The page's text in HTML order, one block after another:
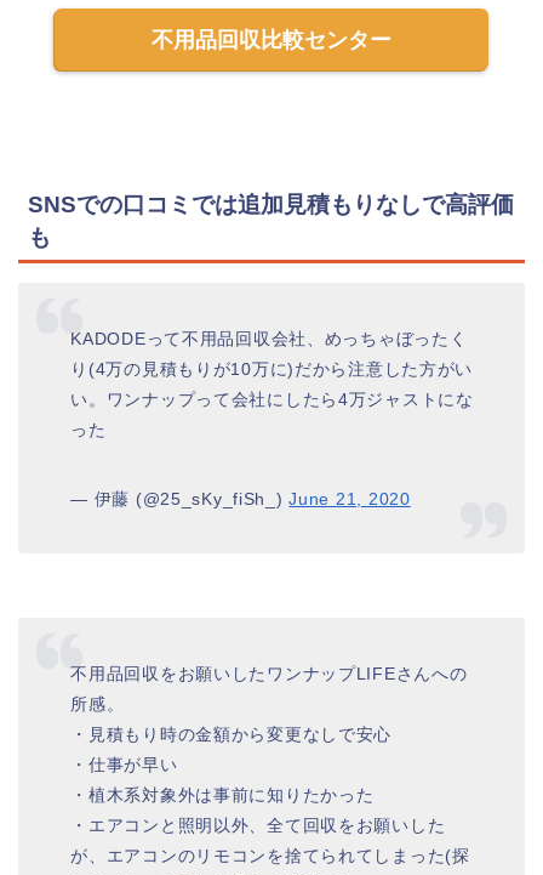
不用品回収比較センター
SNSでの口コミでは追加見積もりなしで高評価
も
KADODEって不用品回収会社、めっちゃぼったく
り(4万の見積もりが10万に)だから注意した方がい
い。ワンナップって会社にしたら4万ジャストにな
った
— 伊藤 (@25_sKy_fiSh_)June 21, 2020
不用品回収をお願いしたワンナップLIFEさんへの
所感。
・見積もり時の金額から変更なしで安心
・仕事が早い
・植木系対象外は事前に知りたかった
・エアコンと照明以外、全て回収をお願いした
が、エアコンのリモコンを捨てられてしまった(探